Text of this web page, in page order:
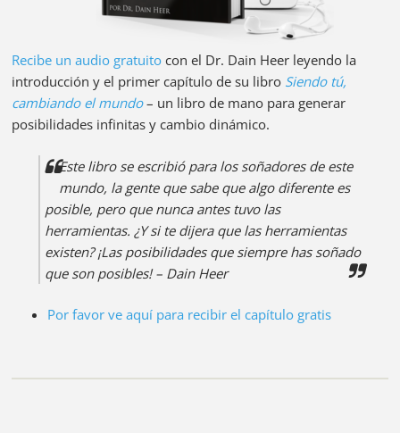
Recibe un audio gratuito con el Dr. Dain Heer leyendo la
introducción y el primer capítulo de su libro Siendo tú,
cambiando el mundo – un libro de mano para generar
posibilidades infinitas y cambio dinámico.
Este libro se escribió para los soñadores de este
mundo, la gente que sabe que algo diferente es
posible, pero que nunca antes tuvo las
herramientas. ¿Y si te dijera que las herramientas
existen? ¡Las posibilidades que siempre has soñado
que son posibles! – Dain Heer
Por favor ve aquí para recibir el capítulo gratis